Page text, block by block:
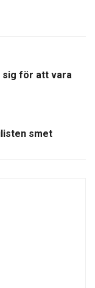
sig för att vara
smet